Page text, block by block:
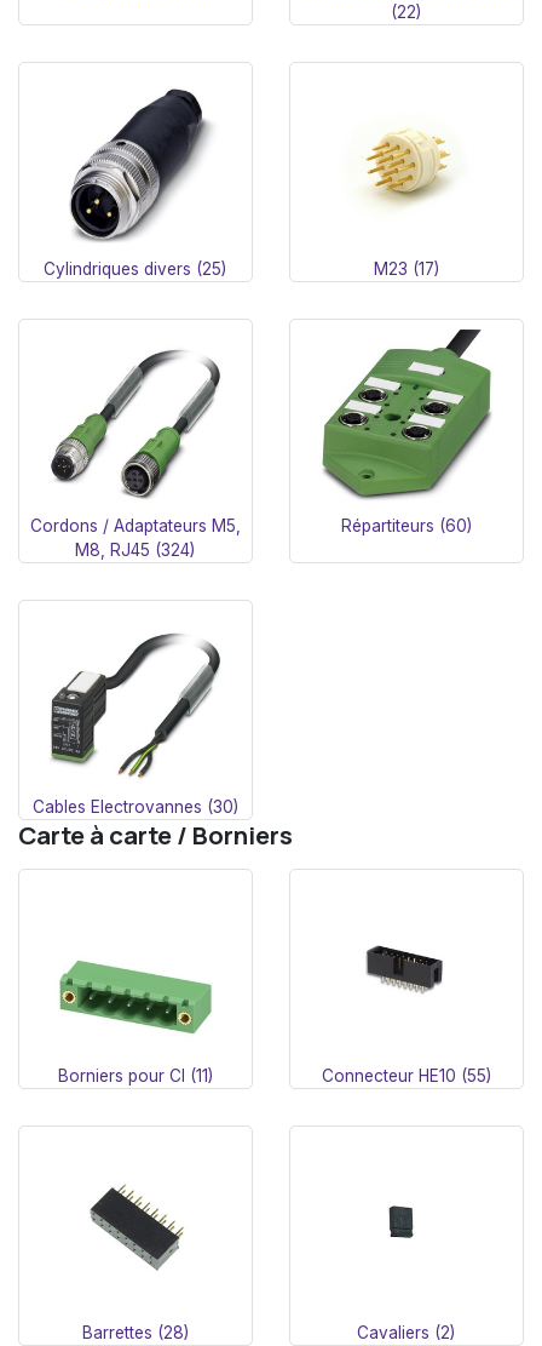
(22)
Cylindriques divers (25) M23 (17)
Cordons / Adaptateurs M5,
M8, RJ45 (324)
Répartiteurs (60)
Cables Electrovannes (30)
Carte à carte / Borniers
Borniers pour CI (11) Connecteur HE10 (55)
Barrettes (28) Cavaliers (2)